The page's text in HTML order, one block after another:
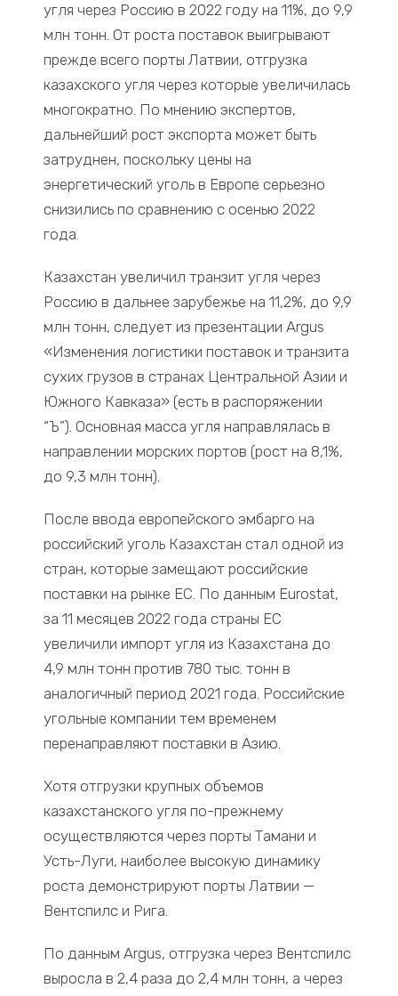
угля через Россию в 2022 году на 11%, до 9,9
млн тонн. От роста поставок выигрывают
прежде всего порты Латвии, отгрузка
казахского угля через которые увеличилась
многократно. По мнению экспертов,
дальнейший рост экспорта может быть
затруднен, поскольку цены на
энергетический уголь в Европе серьезно
снизились по сравнению с осенью 2022
года.
Казахстан увеличил транзит угля через
Россию в дальнее зарубежье на 11,2%, до 9,9
млн тонн, следует из презентации Argus
«Изменения логистики поставок и транзита
сухих грузов в странах Центральной Азии и
Южного Кавказа» (есть в распоряжении
“Ъ”). Основная масса угля направлялась в
направлении морских портов (рост на 8,1%,
до 9,3 млн тонн).
После ввода европейского эмбарго на
российский уголь Казахстан стал одной из
стран, которые замещают российские
поставки на рынке ЕС. По данным Eurostat,
за 11 месяцев 2022 года страны ЕС
увеличили импорт угля из Казахстана до
4,9 млн тонн против 780 тыс. тонн в
аналогичный период 2021 года. Российские
угольные компании тем временем
перенаправляют поставки в Азию.
Хотя отгрузки крупных объемов
казахстанского угля по-прежнему
осуществляются через порты Тамани и
Усть-Луги, наиболее высокую динамику
роста демонстрируют порты Латвии —
Вентспилс и Рига.
По данным Argus, отгрузка через Вентспилс
выросла в 2,4 раза до 2,4 млн тонн, а через